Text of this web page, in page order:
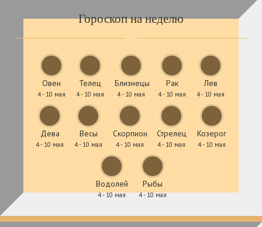
Гороскоп на неделю
Овен
4 - 10 мая
Телец
4 - 10 мая
Близнецы
4 - 10 мая
Рак
4 - 10 мая
Лев
4 - 10 мая
Дева
4 - 10 мая
Весы
4 - 10 мая
Скорпион
4 - 10 мая
Стрелец
4 - 10 мая
Козерог
4 - 10 мая
Водолей
4 - 10 мая
Рыбы
4 - 10 мая